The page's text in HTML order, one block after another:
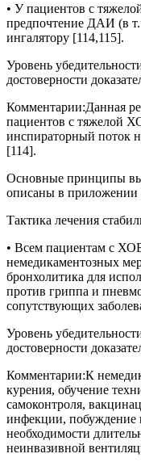
• У пациентов с
предпочтение ДАИ (в
ингалятору [114,115].
Уровень
достоверности
Комментарии:Данная
пациентов с тяжелой
инспираторный поток
[114].
Основные принципы
описаны в приложении
Тактика лечения
• Всем пациентам с
немедикаментозных
бронхолитика для
против гриппа и
сопутствующих
Уровень
достоверности
Комментарии:К
курения, обучение
самоконтроля,
инфекции, побуждение
необходимости
неинвазивной